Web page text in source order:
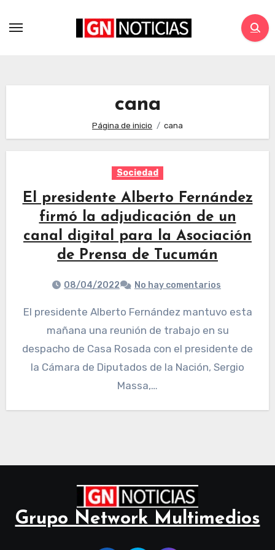
cana
Página de inicio cana
Sociedad
El presidente Alberto Fernández
firmó la adjudicación de un
canal digital para la Asociación
de Prensa de Tucumán
08/04/2022 No hay comentarios
El presidente Alberto Fernández mantuvo esta
mañana una reunión de trabajo en su
despacho de Casa Rosada con el presidente de
la Cámara de Diputados de la Nación, Sergio
Massa,…
Grupo Network Multimedios